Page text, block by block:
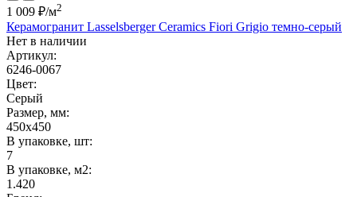
1 009 ₽/м2
Керамогранит Lasselsberger Ceramics Fiori Grigio темно-серый
Нет в наличии
Артикул:
6246-0067
Цвет:
Серый
Размер, мм:
450x450
В упаковке, шт:
7
В упаковке, м2:
1.420